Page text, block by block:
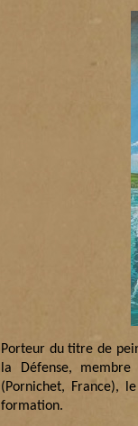
Porteur du titre de
la Défense,
(Pornichet, France),
formation.